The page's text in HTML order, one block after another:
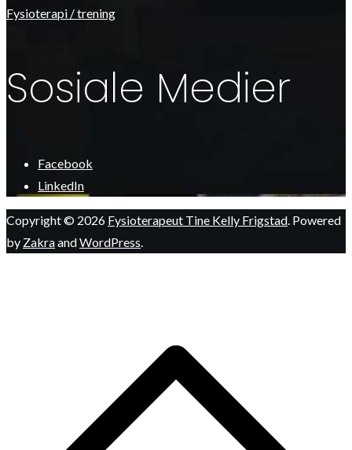
Fysioterapi / trening
Sosiale Medier
Facebook
LinkedIn
Copyright © 2026 Fysioterapeut Tine Kelly Frigstad. Powered
by ZakraandWordPress.